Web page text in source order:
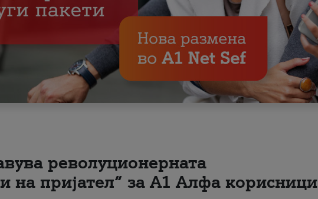
револуционерната
на пријател“ за А1 Алфа корисници